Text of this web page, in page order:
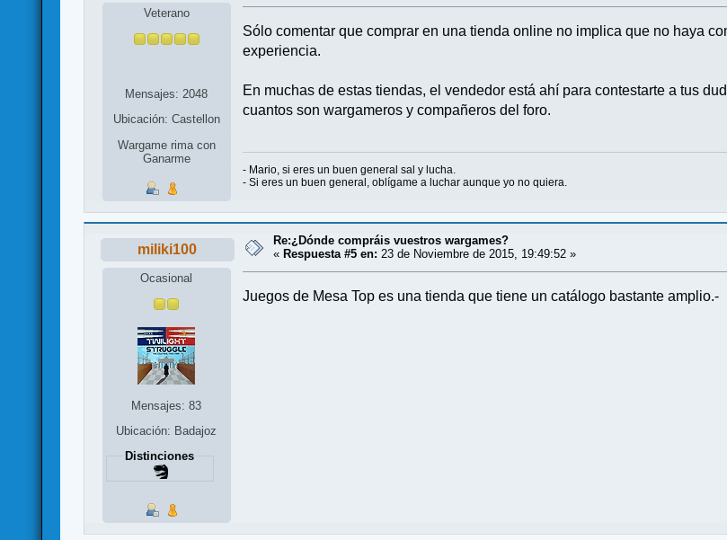
Veterano
Mensajes: 2048
Ubicación: Castellon
Wargame rima con
Ganarme
Sólo comentar que comprar en una tienda online no implica que no haya
experiencia.
En muchas de estas tiendas, el vendedor está ahí para contestarte a tus
cuantos son wargameros y compañeros del foro.
- Mario, si eres un buen general sal y lucha.
- Si eres un buen general, oblígame a luchar aunque yo no quiera.
miliki100
Ocasional
Mensajes: 83
Ubicación: Badajoz
Distinciones
Re:¿Dónde compráis vuestros wargames?
« Respuesta #5 en: 23 de Noviembre de 2015, 19:49:52 »
Juegos de Mesa Top es una tienda que tiene un catálogo bastante amplio.-